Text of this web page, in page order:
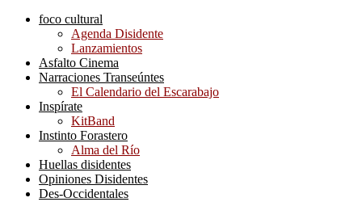
foco cultural
Agenda Disidente
Lanzamientos
Asfalto Cinema
Narraciones Transeúntes
El Calendario del Escarabajo
Inspírate
KitBand
Instinto Forastero
Alma del Río
Huellas disidentes
Opiniones Disidentes
Des-Occidentales